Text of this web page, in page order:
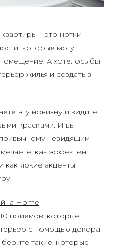
– это нотки
которые могут
А хотелось бы
жилья и создать в
эту новизну и видите,
красками. И вы
невидящим
как эффектен
как яркие акценты
Home
приемов, которые
с помощью декора.
такие, которые